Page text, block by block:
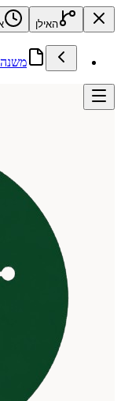
האילן אחרונות
משנה תורה833